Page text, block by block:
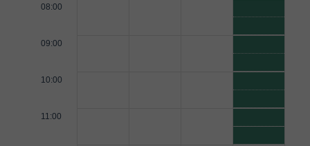
08:00
09:00
10:00
11:00